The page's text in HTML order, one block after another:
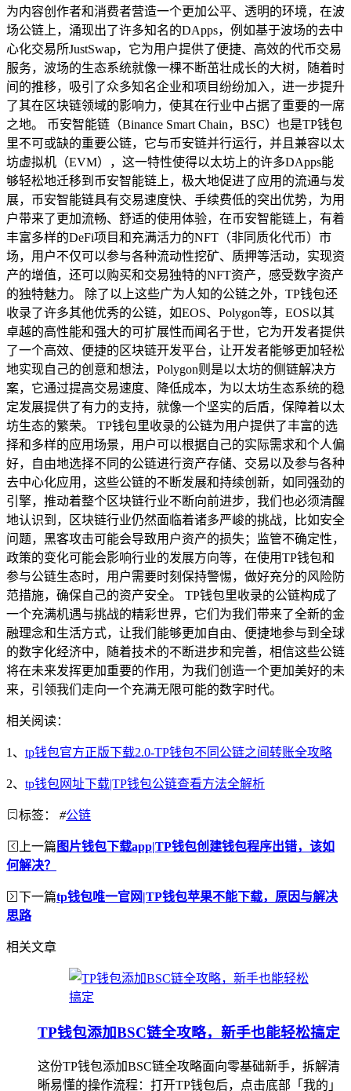
为内容创作者和消费者营造一个更加公平、透明的环境，在波
场公链上，涌现出了许多知名的DApps，例如基于波场的去中
心化交易所JustSwap，它为用户提供了便捷、高效的代币交易
服务，波场的生态系统就像一棵不断茁壮成长的大树，随着时
间的推移，吸引了众多知名企业和项目纷纷加入，进一步提升
了其在区块链领域的影响力，使其在行业中占据了重要的一席
之地。 币安智能链（Binance Smart Chain，BSC）也是TP钱包
里不可或缺的重要公链，它与币安链并行运行，并且兼容以太
坊虚拟机（EVM），这一特性使得以太坊上的许多DApps能
够轻松地迁移到币安智能链上，极大地促进了应用的流通与发
展，币安智能链具有交易速度快、手续费低的突出优势，为用
户带来了更加流畅、舒适的使用体验，在币安智能链上，有着
丰富多样的DeFi项目和充满活力的NFT（非同质化代币）市
场，用户不仅可以参与各种流动性挖矿、质押等活动，实现资
产的增值，还可以购买和交易独特的NFT资产，感受数字资产
的独特魅力。 除了以上这些广为人知的公链之外，TP钱包还
收录了许多其他优秀的公链，如EOS、Polygon等，EOS以其
卓越的高性能和强大的可扩展性而闻名于世，它为开发者提供
了一个高效、便捷的区块链开发平台，让开发者能够更加轻松
地实现自己的创意和想法，Polygon则是以太坊的侧链解决方
案，它通过提高交易速度、降低成本，为以太坊生态系统的稳
定发展提供了有力的支持，就像一个坚实的后盾，保障着以太
坊生态的繁荣。 TP钱包里收录的公链为用户提供了丰富的选
择和多样的应用场景，用户可以根据自己的实际需求和个人偏
好，自由地选择不同的公链进行资产存储、交易以及参与各种
去中心化应用，这些公链的不断发展和持续创新，如同强劲的
引擎，推动着整个区块链行业不断向前进步，我们也必须清醒
地认识到，区块链行业仍然面临着诸多严峻的挑战，比如安全
问题，黑客攻击可能会导致用户资产的损失；监管不确定性，
政策的变化可能会影响行业的发展方向等，在使用TP钱包和
参与公链生态时，用户需要时刻保持警惕，做好充分的风险防
范措施，确保自己的资产安全。 TP钱包里收录的公链构成了
一个充满机遇与挑战的精彩世界，它们为我们带来了全新的金
融理念和生活方式，让我们能够更加自由、便捷地参与到全球
的数字化经济中，随着技术的不断进步和完善，相信这些公链
将在未来发挥更加重要的作用，为我们创造一个更加美好的未
来，引领我们走向一个充满无限可能的数字时代。
相关阅读：
1、 tp钱包官方正版下载2.0-TP钱包不同公链之间转账全攻略
2、 tp钱包网址下载|TP钱包公链查看方法全解析
标签： #公链
上一篇 图片钱包下载app|TP钱包创建钱包程序出错，该如
何解决？
下一篇tp钱包唯一官网|TP钱包苹果不能下载，原因与解决
思路
相关文章
TP钱包添加BSC链全攻略，新手也能轻松搞定
这份TP钱包添加BSC链全攻略面向零基础新手，拆解清
晰易懂的操作流程：打开TP钱包后，点击底部「我的」